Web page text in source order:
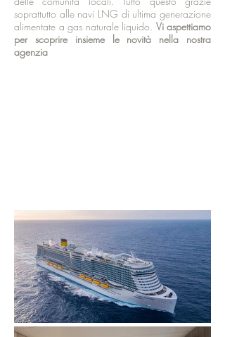
soprattutto alle navi LNG di ultima generazione
alimentate a gas naturale liquido. Vi aspettiamo
per scoprire insieme le novità nella nostra
agenzia